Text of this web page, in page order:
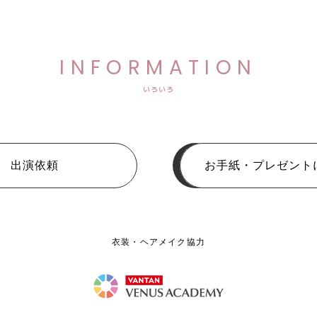
INFORMATION
いろいろ
出演依頼 お手紙・プレゼント
衣装・ヘアメイク協力